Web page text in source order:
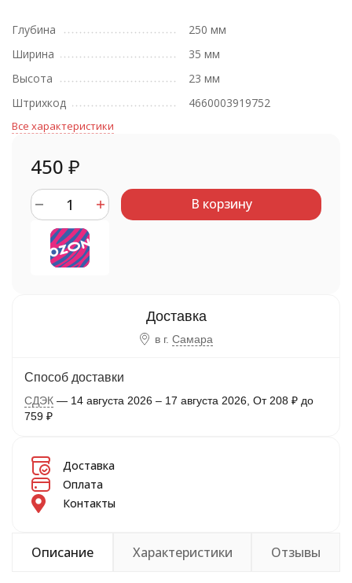
Глубина
250 мм
Ширина
35 мм
Высота
23 мм
Штрихкод
4660003919752
Все характеристики
450 ₽
В корзину
в г. Самара
Способ доставки
СДЭК 14 августа 2026 – 17 августа 2026 От 208 ₽ до
759 ₽
Доставка
Оплата
Контакты
Описание Характеристики Отзывы